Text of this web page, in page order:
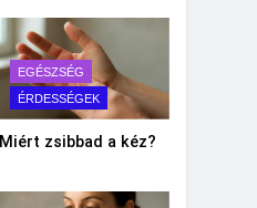
EGÉSZSÉG
ÉRDESSÉGEK
Miért zsibbad a kéz?